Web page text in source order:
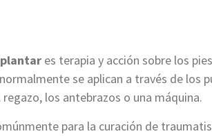
es terapia y acción sobre los
se aplican a través de los
los antebrazos o una máquina.
para la curación de